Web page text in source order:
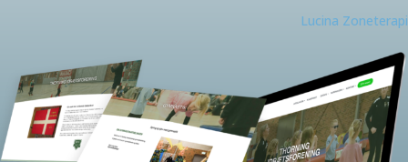
Lucina Zoneterapi